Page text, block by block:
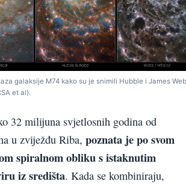
galaksije M74 kako su je snimili Hubble i James
et al).
32 milijuna svjetlosnih godina od
u zviježđu Riba, poznata je po svom
spiralnom obliku s istaknutim
iz središta. Kada se kombiniraju,